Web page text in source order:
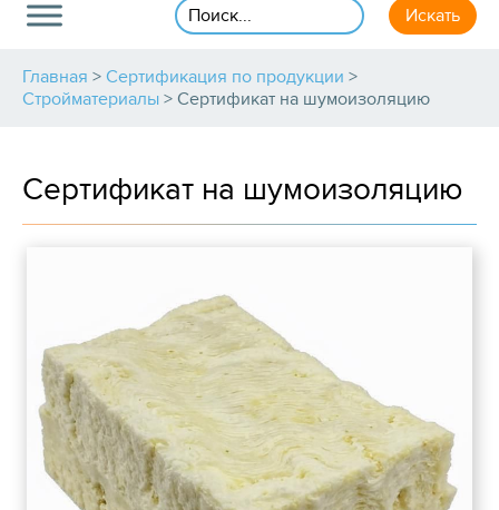
Главная > Сертификация по продукции >
Стройматериалы > Сертификат на шумоизоляцию
Сертификат на шумоизоляцию